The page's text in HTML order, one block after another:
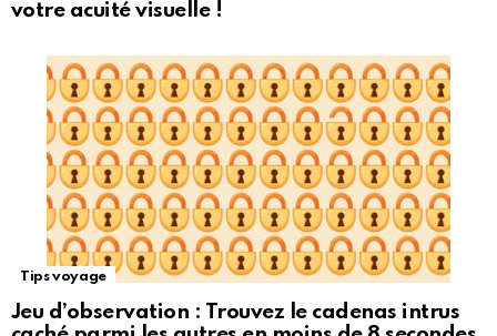
votre acuité visuelle !
Tips voyage
Jeu d’observation : Trouvez le cadenas intrus